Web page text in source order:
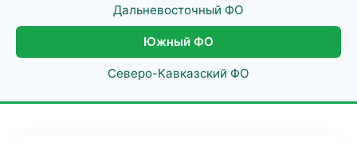
Дальневосточный ФО
Южный ФО
Северо-Кавказский ФО